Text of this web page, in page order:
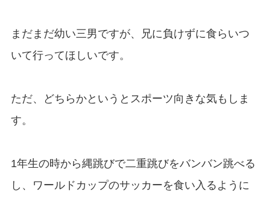
まだまだ幼い三男ですが、兄に負けずに食らいつ
いて行ってほしいです。
ただ、どちらかというとスポーツ向きな気もしま
す。
1年生の時から縄跳びで二重跳びをバンバン跳べる
し、ワールドカップのサッカーを食い入るように